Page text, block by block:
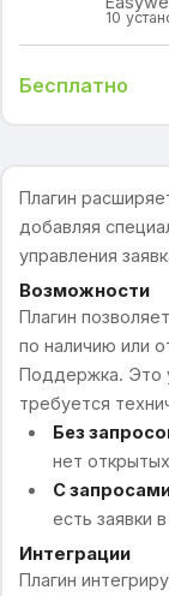
10
Бесплатно
Плагин
добавляя
управления
Возможности
Плагин
по наличию или
Поддержка. Это
требуется
Без
нет
С
есть заявки
Интеграции
Плагин